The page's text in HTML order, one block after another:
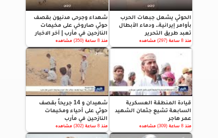
الحوثي يشعل جبهات الحرب
بأوامر إيرانية.. ودماء الأبطال
تعبد طريق التحرير
منذ 8 ساعة (297) مشاهده
شهداء وجرحى مدنيون بقصف
حوثي صاروخي على مخيمات
النازحين في مأرب | آخر الاخبار
منذ 8 ساعة (350) مشاهده
قيادة المنطقة العسكرية
السابعة تشيع جثمان الشهيد
عمر هاجر
منذ 8 ساعة (309) مشاهده
شهيدان و 14 جريحاً بقصف
حوثي على أحياء ومخيمات
النازحين في مأرب
منذ 8 ساعة (302) مشاهده